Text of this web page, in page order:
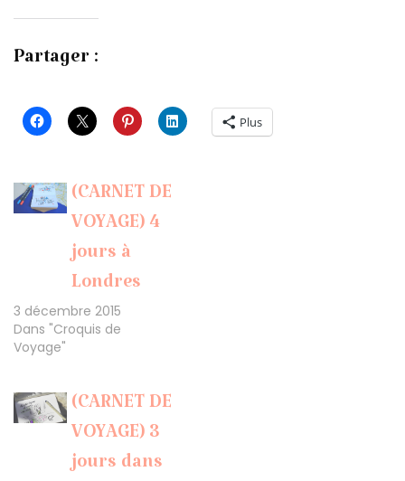
Partager :
Plus
(CARNET DE
VOYAGE) 4
jours à
Londres
3 décembre 2015
Dans "Croquis de
Voyage"
(CARNET DE
VOYAGE) 3
jours dans